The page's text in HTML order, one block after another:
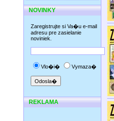
NOVINKY
Zaregistrujte si Va�u e-mail
adresu pre zasielanie
noviniek.
Vlo�i� Vymaza�
REKLAMA